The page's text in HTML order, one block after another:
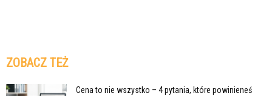
ZOBACZ TEŻ
Cena to nie wszystko – 4 pytania, które powinieneś